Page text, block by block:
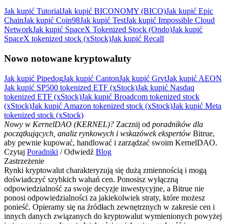
Jak kupić TutorialJak kupić BICONOMY (BICO)Jak kupić Epic
ChainJak kupić Coin98Jak kupić TestJak kupić Impossible Cloud
NetworkJak kupić SpaceX Tokenized Stock (Ondo)Jak kupić
SpaceX tokenized stock (xStock)Jak kupić Recall
Nowo notowane kryptowaluty
Jak kupić PipedogJak kupić CantonJak kupić GrvtJak kupić AEON
Jak kupić SP500 tokenized ETF (xStock)Jak kupić Nasdaq
tokenized ETF (xStock)Jak kupić Broadcom tokenized stock
(xStock)Jak kupić Amazon tokenized stock (xStock)Jak kupić Meta
tokenized stock (xStock)
Nowy w KernelDAO (KERNEL)? Zacznij od poradników dla
początkujących, analiz rynkowych i wskazówek ekspertów Bitrue,
aby pewnie kupować, handlować i zarządzać swoim KernelDAO.
Czytaj Poradniki / Odwiedź Blog
Zastrzeżenie
Rynki kryptowalut charakteryzują się dużą zmiennością i mogą
doświadczyć szybkich wahań cen. Ponosisz wyłączną
odpowiedzialność za swoje decyzje inwestycyjne, a Bitrue nie
ponosi odpowiedzialności za jakiekolwiek straty, które możesz
ponieść. Opieramy się na źródłach zewnętrznych w zakresie cen i
innych danych związanych do kryptowalut wymienionych powyżej